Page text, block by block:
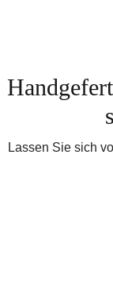
Lassen Sie sich